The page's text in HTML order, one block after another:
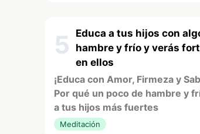
5
Educa a tus hijos con
hambre y frío y verás
en ellos
¡Educa con Amor, Firmeza y
Por qué un poco de hambre y
a tus hijos más fuertes
Meditación